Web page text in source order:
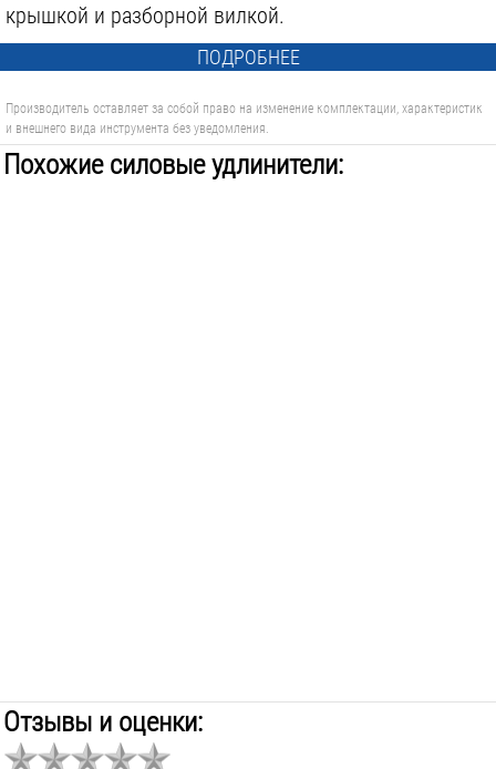
крышкой и разборной вилкой.
ПОДРОБНЕЕ
Производитель оставляет за собой право на изменение комплектации, характеристик
и внешнего вида инструмента без уведомления.
Похожие силовые удлинители:
Отзывы и оценки: